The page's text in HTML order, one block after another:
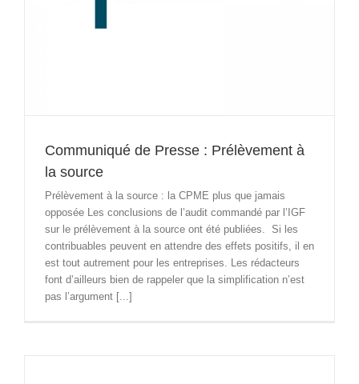
Communiqué de Presse : Prélèvement à
la source
Prélèvement à la source : la CPME plus que jamais
opposée Les conclusions de l’audit commandé par l’IGF
sur le prélèvement à la source ont été publiées. Si les
contribuables peuvent en attendre des effets positifs, il en
est tout autrement pour les entreprises. Les rédacteurs
font d’ailleurs bien de rappeler que la simplification n’est
pas l’argument [...]